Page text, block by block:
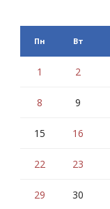
Пн Вт
1 2
8 9
15 16
22 23
29
30